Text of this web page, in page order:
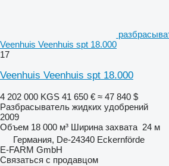
Veenhuis Veenhuis spt 18.000
17
Veenhuis Veenhuis spt 18.000
4 202 000 KGS 41 650 € ≈ 47 840 $
Разбрасыватель жидких удобрений
2009
Объем 18 000 м³ Ширина захвата 24 м
Германия, De-24340 Eckernförde
E-FARM GmbH
Связаться с продавцом